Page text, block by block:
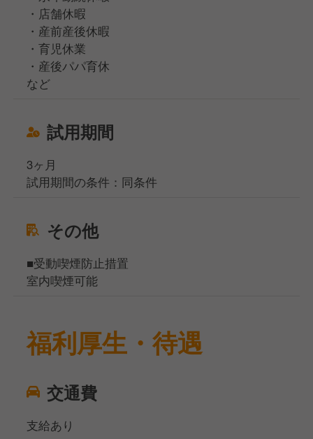
・店舗休暇
・産前産後休暇
・育児休業
・産後パパ育休
など
試用期間
3ヶ月
試用期間の条件：同条件
その他
■受動喫煙防止措置
室内喫煙可能
福利厚生・待遇
交通費
支給あり